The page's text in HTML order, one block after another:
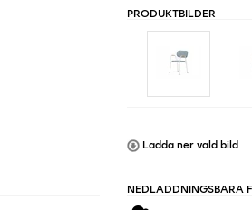
PRODUKTBILDER
Ladda ner vald bild
NEDLADDNINGSBARA